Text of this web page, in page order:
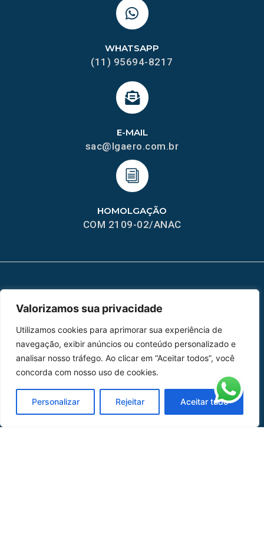
Valorizamos sua privacidade
Utilizamos cookies para aprimorar sua experiência de
navegação, exibir anúncios ou conteúdo personalizado e
analisar nosso tráfego. Ao clicar em “Aceitar todos”, você
concorda com nosso uso de cookies.
Personalizar Rejeitar Aceitar tudo
HOMOLGAÇÃO
COM 2109-02/ANAC
E-MAIL
sac@lgaero.com.br
WHATSAPP
(11) 95694-8217
Peças
Catálogo de Aplicações
Oficina de Mangueiras